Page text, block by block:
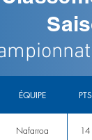
ÉQUIPE PTS
Nafarroa 14